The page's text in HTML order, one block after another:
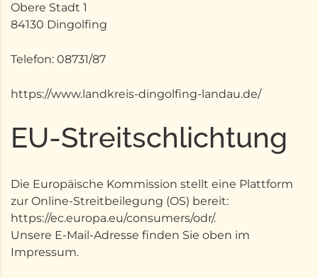
Obere Stadt 1
84130 Dingolfing
Telefon: 08731/87
https://www.landkreis-dingolfing-landau.de/
EU-Streitschlichtung
Die Europäische Kommission stellt eine Plattform
zur Online-Streitbeilegung (OS) bereit:
https://ec.europa.eu/consumers/odr/.
Unsere E-Mail-Adresse finden Sie oben im
Impressum.